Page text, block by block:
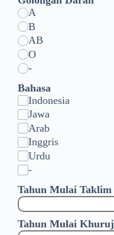
A
B
AB
O
-
Bahasa
Indonesia
Jawa
Arab
Inggris
Urdu
-
Tahun Mulai Taklim
Tahun Mulai Khuruj